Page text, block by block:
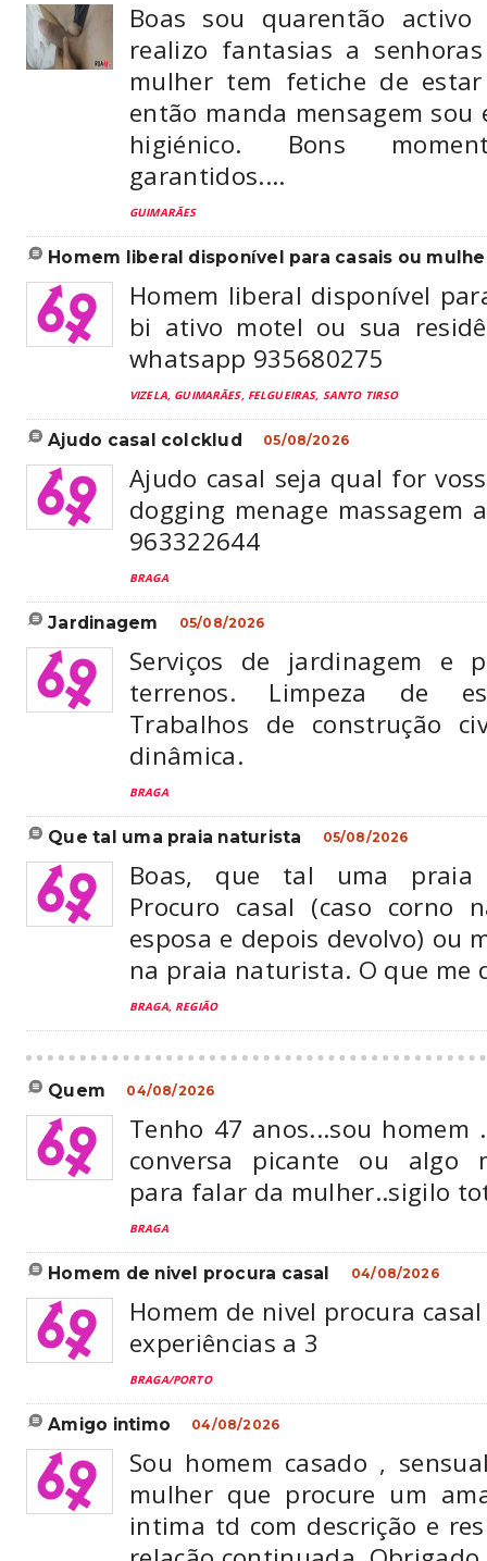
Boas sou quarentão
realizo fantasias a
mulher tem fetiche de
então manda mensagem sou
higiénico. Bons
garantidos....
GUIMARÃES
homem liberal disponível para casais ou
Homem liberal disponível
bi ativo motel ou sua
whatsapp 935680275
VIZELA, GUIMARÃES, FELGUEIRAS, SANTO TIRSO
ajudo casal colcklud 05/08/2026
Ajudo casal seja qual for
dogging menage massagem
963322644
BRAGA
jardinagem 05/08/2026
Serviços de jardinagem e
terrenos. Limpeza de
Trabalhos de construção
dinâmica.
BRAGA
que tal uma praia naturista 05/08/2026
Boas, que tal uma praia
Procuro casal (caso corno
esposa e depois devolvo) ou
na praia naturista. O que me
BRAGA, REGIÃO
quem 04/08/2026
Tenho 47 anos...sou homem
conversa picante ou algo
para falar da mulher..sigilo
BRAGA
homem de nivel procura casal 04/08/2026
Homem de nivel procura
experiências a 3
BRAGA/PORTO
amigo intimo 04/08/2026
Sou homem casado ,
mulher que procure um
intima td com descrição e